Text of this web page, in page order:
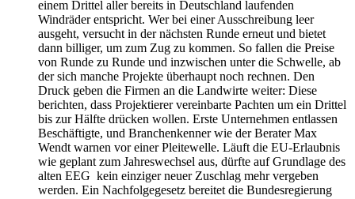
einem Drittel aller bereits in Deutschland laufenden
Windräder entspricht. Wer bei einer Ausschreibung leer
ausgeht, versucht in der nächsten Runde erneut und bietet
dann billiger, um zum Zug zu kommen. So fallen die Preise
von Runde zu Runde und inzwischen unter die Schwelle, ab
der sich manche Projekte überhaupt noch rechnen. Den
Druck geben die Firmen an die Landwirte weiter: Diese
berichten, dass Projektierer vereinbarte Pachten um ein Drittel
bis zur Hälfte drücken wollen. Erste Unternehmen entlassen
Beschäftigte, und Branchenkenner wie der Berater Max
Wendt warnen vor einer Pleitewelle. Läuft die EU-Erlaubnis
wie geplant zum Jahreswechsel aus, dürfte auf Grundlage des
alten EEG kein einziger neuer Zuschlag mehr vergeben
werden. Ein Nachfolgegesetz bereitet die Bundesregierung